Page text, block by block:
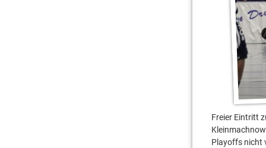
Freier Eintritt
Playoffs nicht
UBC Hannover
Vladimir
Yannick Evans